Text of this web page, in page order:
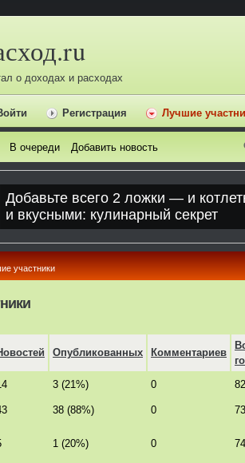
о доходах и расходах
Регистрация Лучшие
В очереди Добавить новость
участники
Опубликованных Комментариев
3 (21%) 0 82
38 (88%) 0 73
1 (20%) 0 74